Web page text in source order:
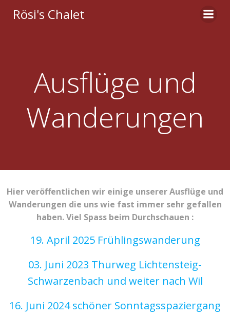
Rösi's Chalet
Ausflüge und
Wanderungen
Hier veröffentlichen wir einige unserer Ausflüge und
Wanderungen die uns wie fast immer sehr gefallen
haben. Viel Spass beim Durchschauen :
19. April 2025 Frühlingswanderung
03. Juni 2023 Thurweg Lichtensteig-
Schwarzenbach und weiter nach Wil
16. Juni 2024 schöner Sonntagsspaziergang